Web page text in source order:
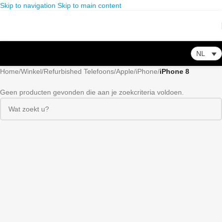
Skip to navigation Skip to main content
NL
Home/Winkel/Refurbished Telefoons/Apple/iPhone/iPhone 8
Geen producten gevonden die aan je zoekcriteria voldoen.